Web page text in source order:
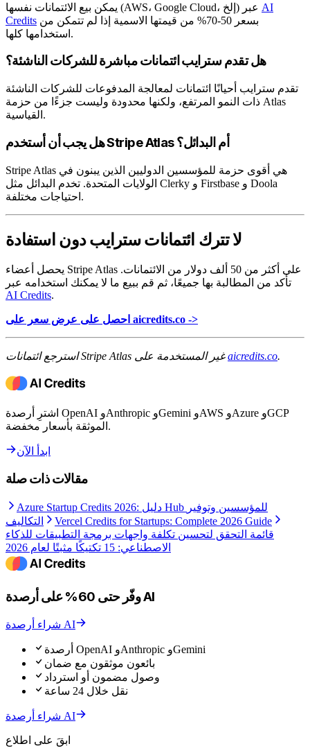
AI
Credits
استخدامها كلها.
هل تقدم سترايب ائتمانات مباشرة للشركات الناشئة؟
تقدم سترايب أحيانًا ائتمانات لمعالجة المدفوعات للشركات الناشئة
ذات النمو المرتفع، ولكنها محدودة وليست جزءًا من حزمة Atlas
القياسية.
هل يجب أن أستخدم Stripe Atlas أم البدائل؟
Stripe Atlas هي أقوى حزمة للمؤسسين الدوليين الذين يبنون في
الولايات المتحدة. تخدم البدائل مثل Clerky و Firstbase و Doola
احتياجات مختلفة.
لا تترك ائتمانات سترايب دون استفادة
يحصل أعضاء Stripe Atlas على أكثر من 50 ألف دولار من الائتمانات.
تأكد من المطالبة بها جميعًا، ثم قم ببيع ما لا يمكنك استخدامه عبر
AI Credits.
احصل على عرض سعر على aicredits.co ->
استرجع ائتمانات Stripe Atlas غير المستخدمة علىaicredits.co.
اشترِ أرصدة OpenAI وAnthropic وGemini وAWS وAzure وGCP
الموثقة بأسعار مخفضة.
ابدأ الآن
مقالات ذات صلة
Azure Startup Credits 2026: دليل Hub للمؤسسين وتوفير
التكاليف
Vercel Credits for Startups: Complete 2026 Guide
قائمة التحقق لتحسين تكلفة واجهات برمجة التطبيقات للذكاء
الاصطناعي: 15 تكتيكًا مثبتًا لعام 2026
وفّر حتى 60% على أرصدة AI
شراء أرصدة AI
أرصدة OpenAI وAnthropic وGemini
بائعون موثقون مع ضمان
وصول مضمون أو استرداد
نقل خلال 24 ساعة
شراء أرصدة AI
ابقَ على اطلاع